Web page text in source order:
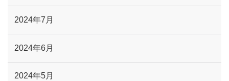
2024年7月
2024年6月
2024年5月